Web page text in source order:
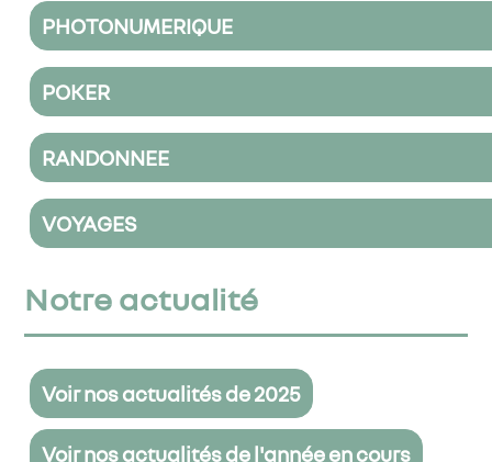
PHOTONUMERIQUE
POKER
RANDONNEE
VOYAGES
Notre actualité
Voir nos actualités de 2025
Voir nos actualités de l'année en cours